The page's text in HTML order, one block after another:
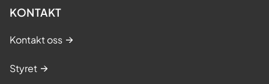
KONTAKT
Kontakt oss
Styret